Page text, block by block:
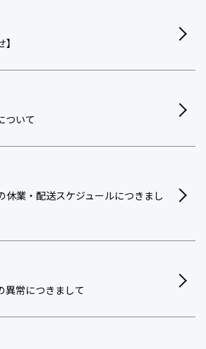
ついて
休業・配送スケジュールにつきまし
異常につきまして